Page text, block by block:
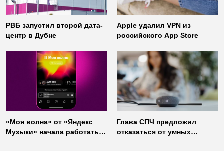
РВБ запустил второй дата-
центр в Дубне
Apple удалил VPN из
российского App Store
«Моя волна» от «Яндекс
Музыки» начала работать
Глава СПЧ предложил
отказаться от умных